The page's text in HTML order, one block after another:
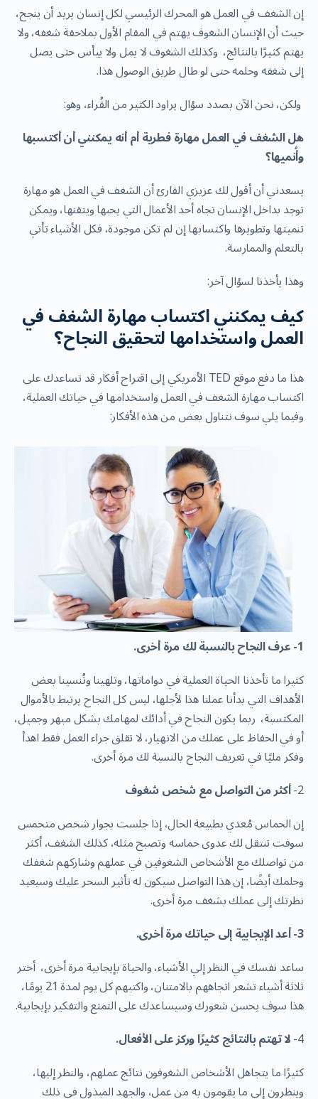
إن الشغف في العمل هو المحرك الرئيسي لكل إنسان يريد أن ينجح،
حيث أن الإنسان الشغوف يهتم في المقام الأول بملاحقة شغفه، ولا
يهتم كثيرًا بالنتائج، وكذلك الشغوف لا يمل ولا ييأس حتى يصل
إلى شغفه وحلمه حتى لو طال طريق الوصول هذا.
ولكن، نحن الآن بصدد سؤال يراود الكثير من القُراء، وهو:
هل الشغف في العمل مهارة فطرية أم أنه يمكنني أن أكتسبها
وأُنميها؟
يسعدني أن أقول لك عزيزي القارئ أن الشغف في العمل هو مهارة
توجد بداخل الإنسان تجاه أحد الأعمال التي يحبها ويتقنها، ويمكن
تنميتها وتطويرها واكتسابها إن لم تكن موجودة، فكل الأشياء تأتي
بالتعلم والممارسة.
وهذا يأخذنا لسؤال آخر:
كيف يمكنني اكتساب مهارة الشغف في
العمل واستخدامها لتحقيق النجاح؟
هذا ما دفع موقع TED الأمريكي إلى اقتراح أفكار قد تساعدك على
اكتساب مهارة الشغف في العمل واستخدامها في حياتك العملية،
وفيما يلي سوف نتناول بعض من هذه الأفكار:
1- عرف النجاح بالنسبة لك مرة أخرى.
كثيرا ما تأخذنا الحياة العملية في دواماتها، وتلهينا وتُنسينا بعض
الأهداف التي بدأنا عملنا هذا لأجلها، ليس كل النجاح يرتبط بالأموال
المكتسبة، ربما يكون النجاح في أدائك لمهامك بشكل مبهر وجميل،
أو في الحفاظ على عملك من الانهيار، لا تقلق جراء العمل فقط اهدأ
وفكر مليًا في تعريف النجاح بالنسبة لك مرة أخرى.
2- أكثر من التواصل مع شخص شغوف
إن الحماس مُعدي بطبيعة الحال، إذا جلست بجوار شخص متحمس
سوفت تنتقل لك عدوى حماسه وتصبح مثله، كذلك الشغف، أكثر
من تواصلك مع الأشخاص الشغوفين في عملهم وشاركهم شغفك
وحلمك أيضًا، إن هذا التواصل سيكون له تأثير السحر عليك وسيعيد
نظرتك إلى عملك بشغف مرة أخرى.
3- أعد الإيجابية إلى حياتك مرة أخرى.
ساعد نفسك في النظر إلي الأشياء، والحياة بإيجابية مرة أخرى، أختر
ثلاثة أشياء تشعر اتجاههم بالامتنان، واكتبهم كل يوم لمدة 21 يومًا،
هذا سوف يحسن شعورك وسيساعدك على التمتع والتفكير بإيجابية.
4- لا تهتم بالنتائج كثيرًا وركز على الأفعال.
كثيرًا ما يتجاهل الأشخاص الشغوفون نتائج عملهم، والنظر إليها،
وينظرون إلى ما يقومون به من عمل، والجهد المبذول في ذلك